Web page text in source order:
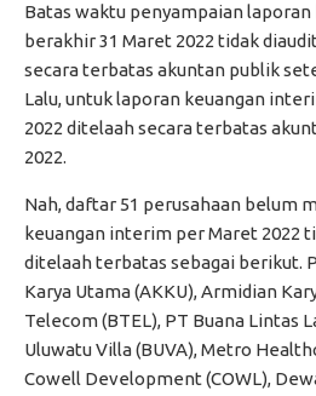
Batas waktu penyampaian
berakhir 31 Maret 2022 tidak
secara terbatas akuntan publik
Lalu, untuk laporan keuangan
2022 ditelaah secara terbatas
2022.
Nah, daftar 51 perusahaan belum
keuangan interim per Maret 2022
ditelaah terbatas sebagai berikut.
Karya Utama (AKKU), Armidian
Telecom (BTEL), PT Buana Lintas
Uluwatu Villa (BUVA), Metro
Cowell Development (COWL),